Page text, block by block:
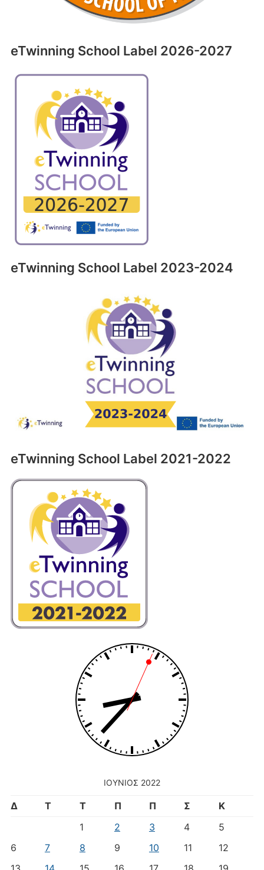
eTwinning School Label 2026-2027
eTwinning School Label 2023-2024
eTwinning School Label 2021-2022
ΙΟΎΝΙΟΣ 2022
Δ Τ Τ Π Π Σ
Κ
1
2 3 4
5
6
7 8 9 10 11
12